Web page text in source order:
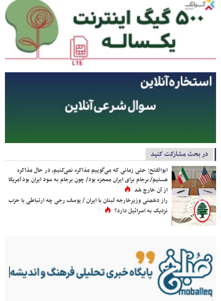
در بحث مشارکت کنید
ابوالفتح: حتی زمانی که می‌گوییم مذاکره نمی‌کنیم، در حال مذاکره
هستیم/ برجام برای ایران معجزه بود/ چون برجام به سود ایران بود آمریکا
از آن خارج شد
راز دشمنی وزیرخارجه لبنان با ایران / یوسف رجی چه ارتباطی با حزب
نزدیک به اسرائیل دارد؟